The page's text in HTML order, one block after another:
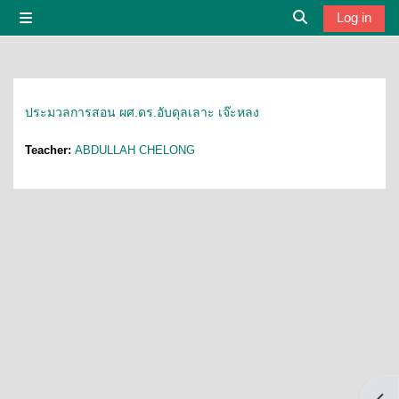
Toggle search
Log in
ประมวลการสอน ผศ.ดร.อับดุลเลาะ เจ๊ะหลง
Teacher: ABDULLAH CHELONG